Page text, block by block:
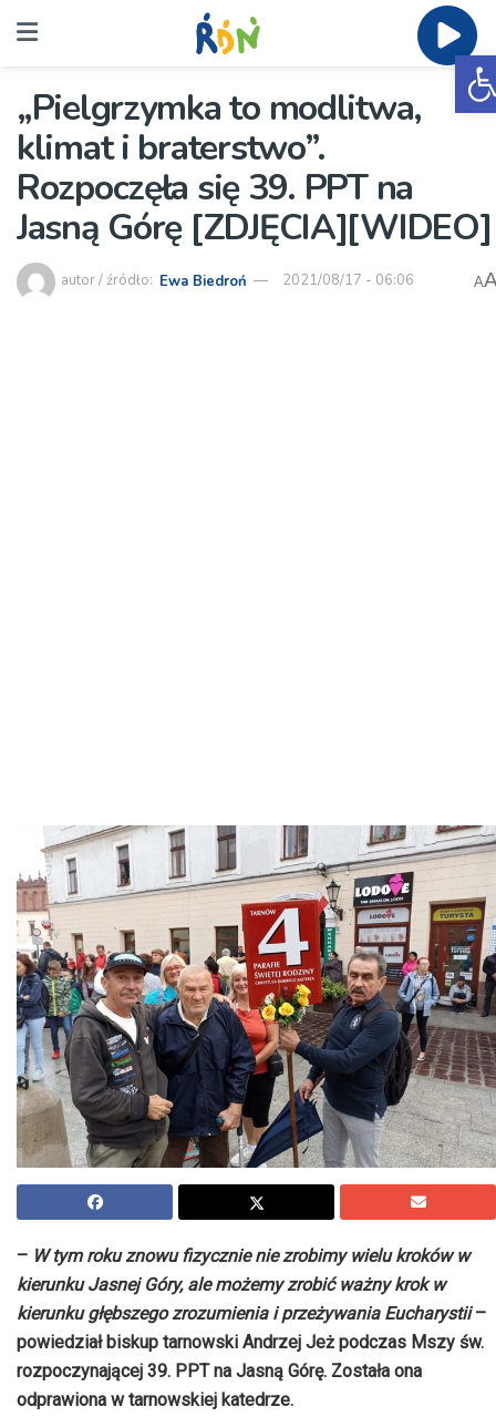
„Pielgrzymka to modlitwa,
klimat i braterstwo”.
Rozpoczęła się 39. PPT na
Jasną Górę [ZDJĘCIA][WIDEO]
autor / źródło: Ewa Biedroń 2021/08/17 - 06:06 A
– W tym roku znowu fizycznie nie zrobimy wielu kroków w
kierunku Jasnej Góry, ale możemy zrobić ważny krok w
kierunku głębszego zrozumienia i przeżywania Eucharystii–
powiedział biskup tarnowski Andrzej Jeż podczas Mszy św.
rozpoczynającej 39. PPT na Jasną Górę. Została ona
odprawiona w tarnowskiej katedrze.